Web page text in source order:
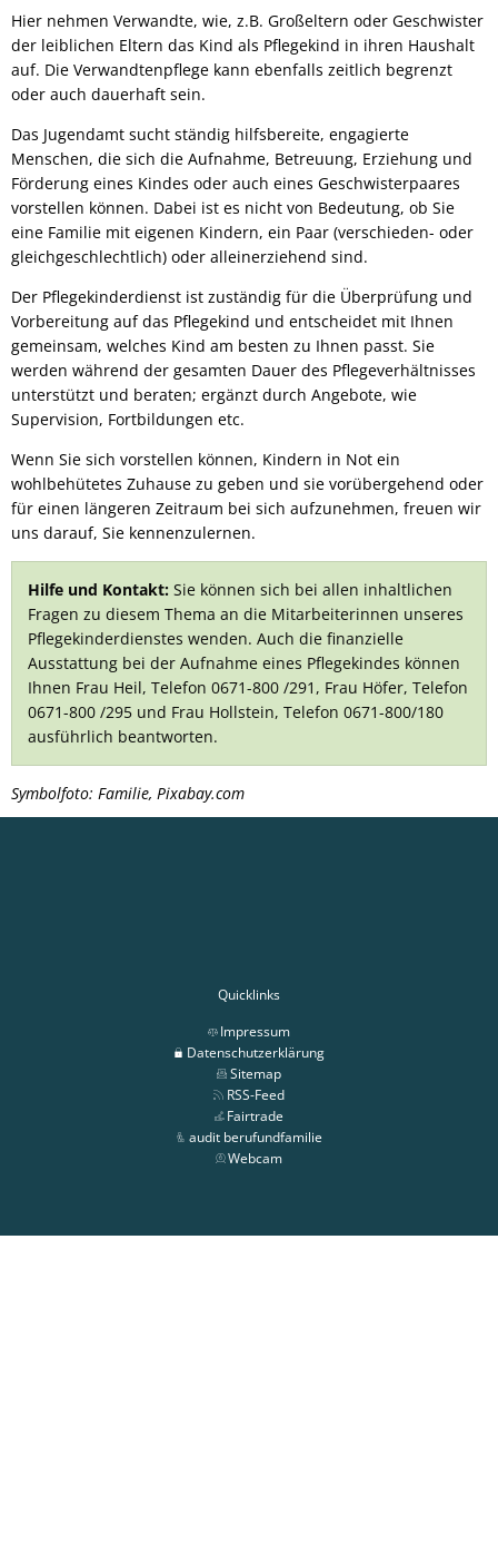
Hier nehmen Verwandte, wie, z.B. Großeltern oder Geschwister
der leiblichen Eltern das Kind als Pflegekind in ihren Haushalt
auf. Die Verwandtenpflege kann ebenfalls zeitlich begrenzt
oder auch dauerhaft sein.
Das Jugendamt sucht ständig hilfsbereite, engagierte
Menschen, die sich die Aufnahme, Betreuung, Erziehung und
Förderung eines Kindes oder auch eines Geschwisterpaares
vorstellen können. Dabei ist es nicht von Bedeutung, ob Sie
eine Familie mit eigenen Kindern, ein Paar (verschieden- oder
gleichgeschlechtlich) oder alleinerziehend sind.
Der Pflegekinderdienst ist zuständig für die Überprüfung und
Vorbereitung auf das Pflegekind und entscheidet mit Ihnen
gemeinsam, welches Kind am besten zu Ihnen passt. Sie
werden während der gesamten Dauer des Pflegeverhältnisses
unterstützt und beraten; ergänzt durch Angebote, wie
Supervision, Fortbildungen etc.
Wenn Sie sich vorstellen können, Kindern in Not ein
wohlbehütetes Zuhause zu geben und sie vorübergehend oder
für einen längeren Zeitraum bei sich aufzunehmen, freuen wir
uns darauf, Sie kennenzulernen.
Hilfe und Kontakt: Sie können sich bei allen inhaltlichen
Fragen zu diesem Thema an die Mitarbeiterinnen unseres
Pflegekinderdienstes wenden. Auch die finanzielle
Ausstattung bei der Aufnahme eines Pflegekindes können
Ihnen Frau Heil, Telefon 0671-800 /291, Frau Höfer, Telefon
0671-800 /295 und Frau Hollstein, Telefon 0671-800/180
ausführlich beantworten.
Symbolfoto: Familie, Pixabay.com
Quicklinks
Impressum
Datenschutzerklärung
Sitemap
RSS-Feed
Fairtrade
audit berufundfamilie
Webcam